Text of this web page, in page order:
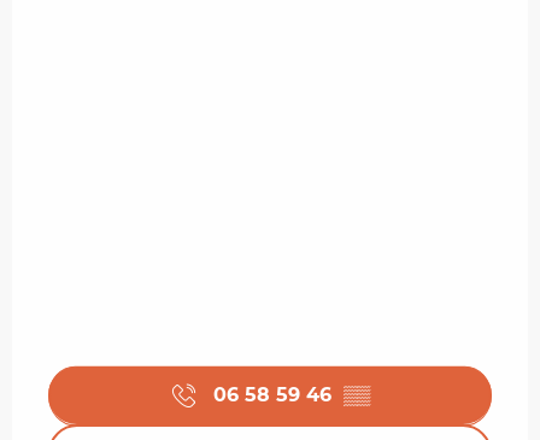
06 58 59 46 ▒▒